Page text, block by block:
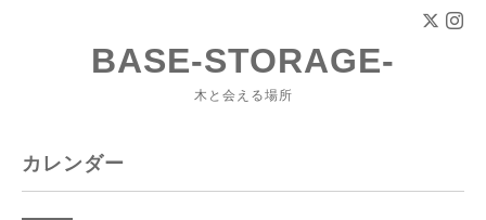
BASE-STORAGE-
木と会える場所
カレンダー